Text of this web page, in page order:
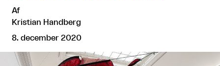
Af
Kristian Handberg
8. december 2020